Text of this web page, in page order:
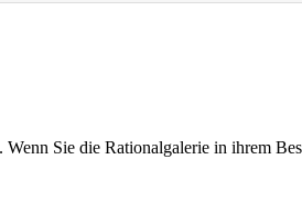
Sie die Rationalgalerie in ihrem